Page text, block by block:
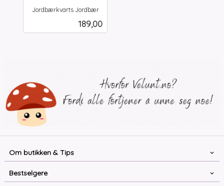
Jordbærkvarts Jordbær
Pris
189,00
Om butikken & Tips
Bestselgere